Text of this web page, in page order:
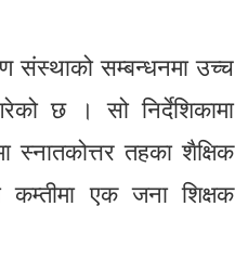
संस्थाको सम्बन्धनमा उच्च
छ । सो निर्देशिकामा
स्नातकोत्तर तहका शैक्षिक
कम्तीमा एक जना शिक्षक